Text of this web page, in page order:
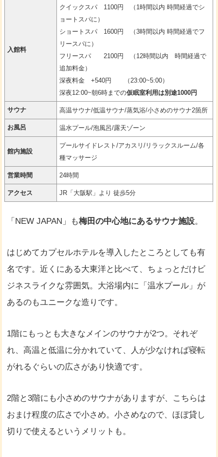
入館料
クイックスパ 1100円 （1時間以内 時間経過でシ
ョートスパに）
ショートスパ 1600円 （3時間以内 時間経過でフ
リースパに）
フリースパ 2100円 （12時間以内 時間経過で
追加料金）
深夜料金 +540円 （23:00~5:00）
深夜12:00~朝6時までの仮眠室利用は別途1000円
サウナ 高温サウナ/低温サウナ/蒸気浴/小さめのサウナ2箇所
お風呂 温水プール/泡風呂/露天ゾーン
館内施設
プールサイドレスト/アカスリ/リラックスルーム/各
種マッサージ
営業時間 24時間
アクセス JR「大阪駅」より 徒歩5分
「NEW JAPAN」も梅田の中心地にあるサウナ施設。
はじめてカプセルホテルを導入したところとしても有
名です。近くにある大東洋と比べて、ちょっとだけビ
ジネスライクな雰囲気。大浴場内に「温水プール」が
あるのもユニークな造りです。
1階にもっとも大きなメインのサウナが2つ。それぞ
れ、高温と低温に分かれていて、人が少なければ寝転
がれるぐらいの広さがあり快適です。
2階と3階にも小さめのサウナがありますが、こちらは
おまけ程度の広さで小さめ。小さめなので、ほぼ貸し
切りで使えるというメリットも。